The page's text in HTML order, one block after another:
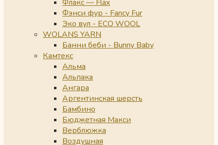
Флакс — Flax
Фэнси фур - Fancy Fur
Эко вул - ECO WOOL
WOLANS YARN
Банни беби - Bunny Baby
Камтекс
Альма
Альпака
Ангара
Аргентинская шерсть
Бамбино
Бюджетная Макси
Верблюжка
Воздушная